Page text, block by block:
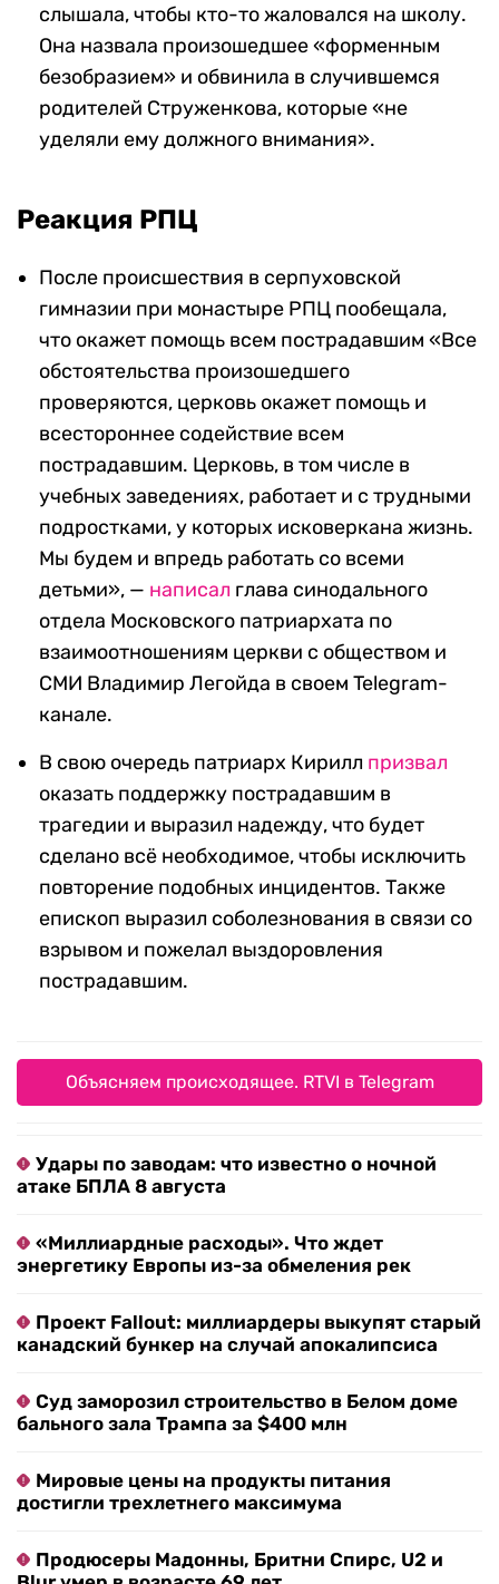
слышала, чтобы кто-то жаловался на школу.
Она назвала произошедшее «форменным
безобразием» и обвинила в случившемся
родителей Струженкова, которые «не
уделяли ему должного внимания».
Реакция РПЦ
После происшествия в серпуховской
гимназии при монастыре РПЦ пообещала,
что окажет помощь всем пострадавшим «Все
обстоятельства произошедшего
проверяются, церковь окажет помощь и
всестороннее содействие всем
пострадавшим. Церковь, в том числе в
учебных заведениях, работает и с трудными
подростками, у которых исковеркана жизнь.
Мы будем и впредь работать со всеми
детьми», — написал глава синодального
отдела Московского патриархата по
взаимоотношениям церкви с обществом и
СМИ Владимир Легойда в своем Telegram-
канале.
В свою очередь патриарх Кирилл призвал
оказать поддержку пострадавшим в
трагедии и выразил надежду, что будет
сделано всё необходимое, чтобы исключить
повторение подобных инцидентов. Также
епископ выразил соболезнования в связи со
взрывом и пожелал выздоровления
пострадавшим.
Объясняем происходящее. RTVI в Telegram
Удары по заводам: что известно о ночной
атаке БПЛА 8 августа
«Миллиардные расходы». Что ждет
энергетику Европы из-за обмеления рек
Проект Fallout: миллиардеры выкупят старый
канадский бункер на случай апокалипсиса
Суд заморозил строительство в Белом доме
бального зала Трампа за $400 млн
Мировые цены на продукты питания
достигли трехлетнего максимума
Продюсеры Мадонны, Бритни Спирс, U2 и